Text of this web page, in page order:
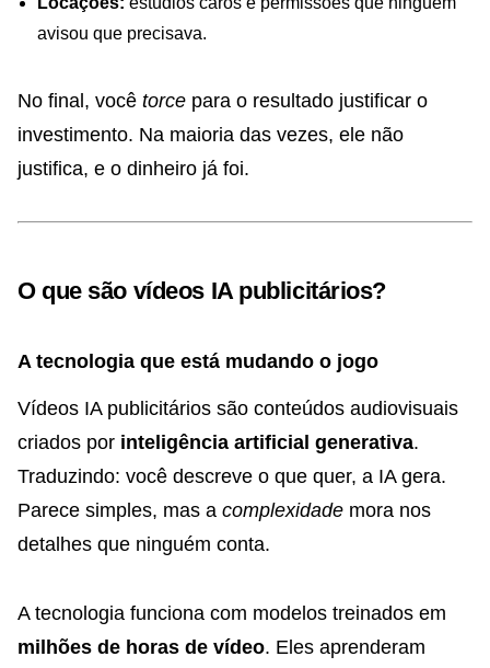
avisou que precisava.
No final, você torce para o resultado justificar o
investimento. Na maioria das vezes, ele não
justifica, e o dinheiro já foi.
O que são vídeos IA publicitários?
A tecnologia que está mudando o jogo
Vídeos IA publicitários são conteúdos audiovisuais
criados por inteligência artificial generativa.
Traduzindo: você descreve o que quer, a IA gera.
Parece simples, mas a complexidade mora nos
detalhes que ninguém conta.
A tecnologia funciona com modelos treinados em
milhões de horas de vídeo. Eles aprenderam